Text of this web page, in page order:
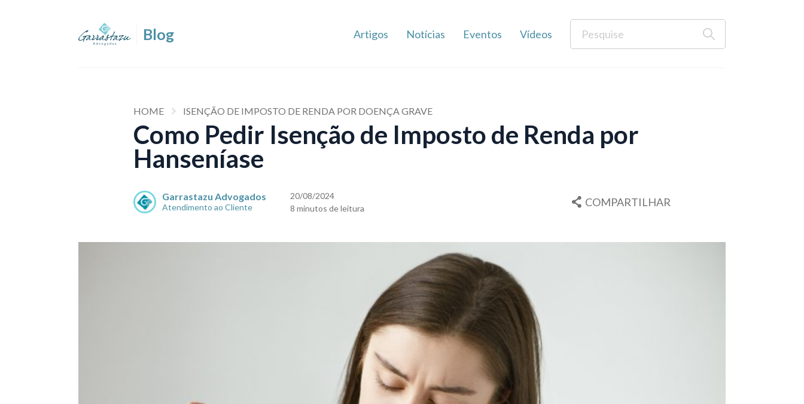
Artigos Notícias Eventos Vídeos
HOME ISENÇÃO DE IMPOSTO DE RENDA POR DOENÇA GRAVE
Como Pedir Isenção de Imposto de Renda por
Hanseníase
Garrastazu Advogados
Atendimento ao Cliente
20/08/2024
8 minutos de leitura
COMPARTILHAR